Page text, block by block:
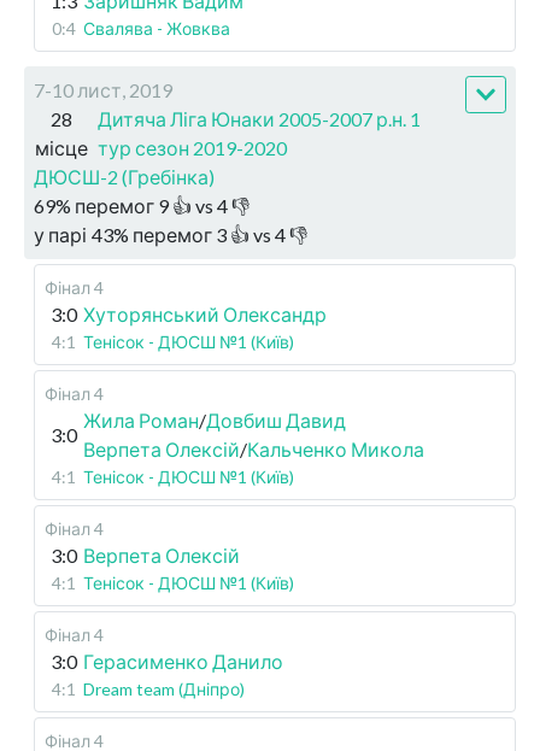
0:4 Свалява - Жовква
7-10 лист, 2019
28
місце
Дитяча Ліга Юнаки 2005-2007 р.н. 1
тур сезон 2019-2020
ДЮСШ-2 (Гребінка)
69% перемог 9👍 vs 4👎
у парі 43% перемог 3 👍 vs 4👎
Фінал 4
3:0 Хуторянський Олександр
4:1 Тенісок - ДЮСШ №1 (Київ)
Фінал 4
3:0
Жила Роман/Довбиш Давид
Верпета Олексій/Кальченко Микола
4:1 Тенісок - ДЮСШ №1 (Київ)
Фінал 4
3:0 Верпета Олексій
4:1 Тенісок - ДЮСШ №1 (Київ)
Фінал 4
3:0 Герасименко Данило
4:1 Dream team (Дніпро)
Фінал 4